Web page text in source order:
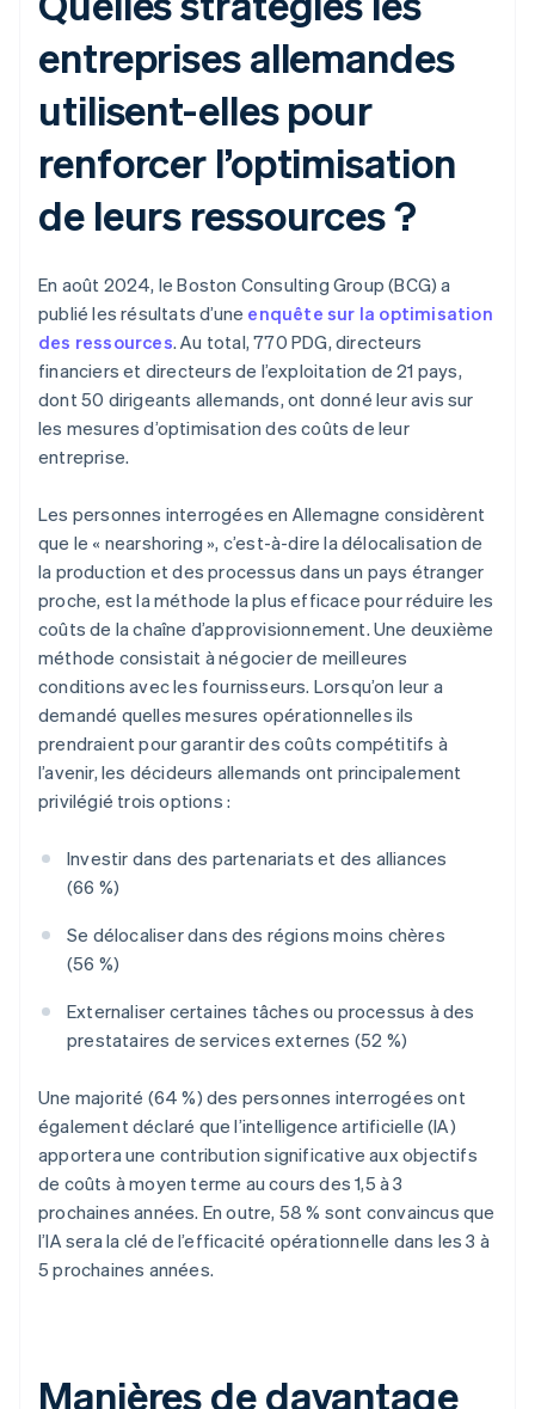
entreprises allemandes
utilisent-elles pour
renforcer l’optimisation
de leurs ressources ?
En août 2024, le Boston Consulting Group (BCG) a
publié les résultats d’une enquête sur la optimisation
des ressources. Au total, 770 PDG, directeurs
financiers et directeurs de l’exploitation de 21 pays,
dont 50 dirigeants allemands, ont donné leur avis sur
les mesures d’optimisation des coûts de leur
entreprise.
Les personnes interrogées en Allemagne considèrent
que le « nearshoring », c’est-à-dire la délocalisation de
la production et des processus dans un pays étranger
proche, est la méthode la plus efficace pour réduire les
coûts de la chaîne d’approvisionnement. Une deuxième
méthode consistait à négocier de meilleures
conditions avec les fournisseurs. Lorsqu’on leur a
demandé quelles mesures opérationnelles ils
prendraient pour garantir des coûts compétitifs à
l’avenir, les décideurs allemands ont principalement
privilégié trois options :
Investir dans des partenariats et des alliances
(66 %)
Se délocaliser dans des régions moins chères
(56 %)
Externaliser certaines tâches ou processus à des
prestataires de services externes (52 %)
Une majorité (64 %) des personnes interrogées ont
également déclaré que l’intelligence artificielle (IA)
apportera une contribution significative aux objectifs
de coûts à moyen terme au cours des 1,5 à 3
prochaines années. En outre, 58 % sont convaincus que
l’IA sera la clé de l’efficacité opérationnelle dans les 3 à
5 prochaines années.
Manières de davantage